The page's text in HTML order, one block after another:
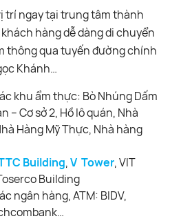
trí ngay tại trung tâm thành
hàng dễ dàng di chuyển
thông qua tuyến đường chính
Khánh…
khu ẩm thực: Bò Nhúng Dấm
– Cơ sở 2, Hồ lô quán, Nhà
Hàng Mỹ Thực, Nhà hàng
Building,V Tower, VIT
Building
ngân hàng, ATM: BIDV,